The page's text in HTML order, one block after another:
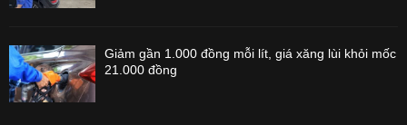
Giảm gần 1.000 đồng mỗi lít, giá xăng lùi khỏi mốc
21.000 đồng